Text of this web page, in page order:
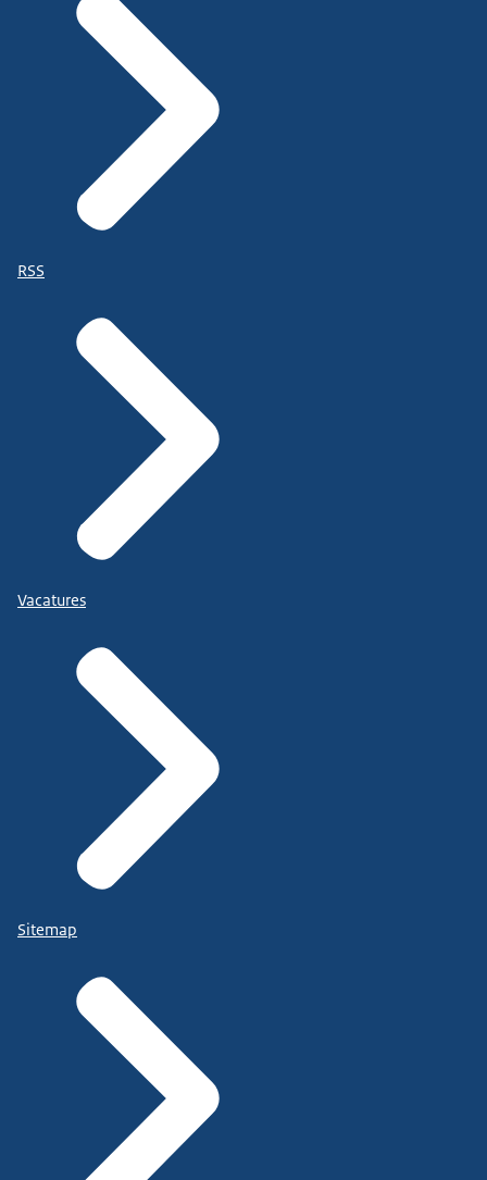
RSS
Vacatures
Sitemap